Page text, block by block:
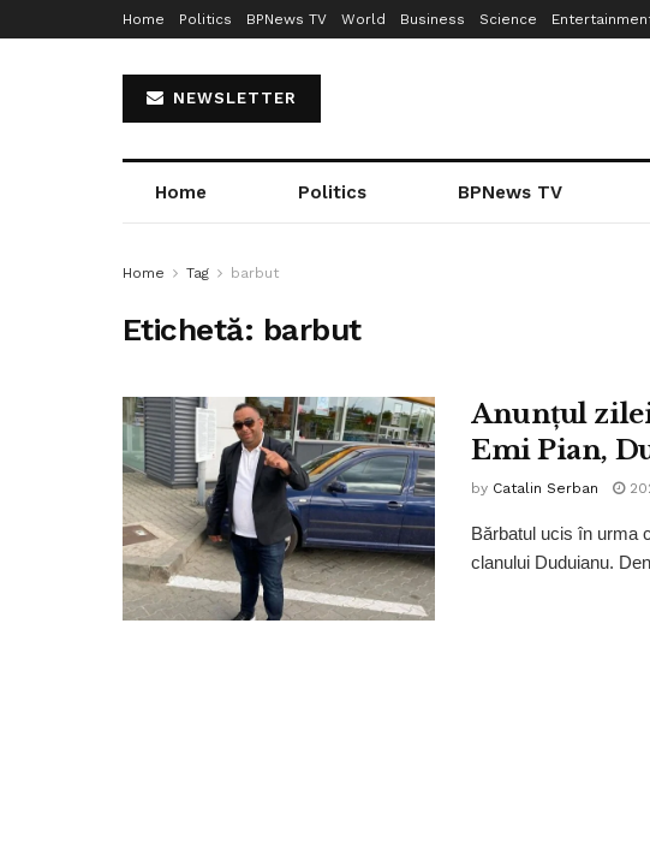
Home Politics BPNews TV World Business Science
NEWSLETTER
Home Politics BPNews TV
Home Tag barbut
Etichetă: barbut
Anunțul
Emi Pian,
by Catalin Serban
Bărbatul ucis în urma
clanului Duduianu.